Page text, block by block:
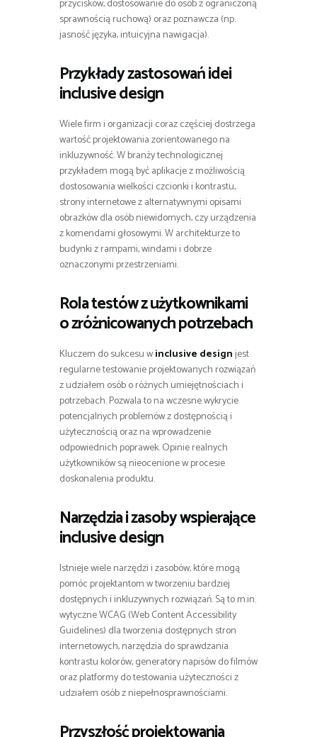
przycisków, dostosowanie do osób z ograniczoną
sprawnością ruchową) oraz poznawcza (np.
jasność języka, intuicyjna nawigacja).
Przykłady zastosowań idei
inclusive design
Wiele firm i organizacji coraz częściej dostrzega
wartość projektowania zorientowanego na
inkluzywność. W branży technologicznej
przykładem mogą być aplikacje z możliwością
dostosowania wielkości czcionki i kontrastu,
strony internetowe z alternatywnymi opisami
obrazków dla osób niewidomych, czy urządzenia
z komendami głosowymi. W architekturze to
budynki z rampami, windami i dobrze
oznaczonymi przestrzeniami.
Rola testów z użytkownikami
o zróżnicowanych potrzebach
Kluczem do sukcesu winclusive designjest
regularne testowanie projektowanych rozwiązań
z udziałem osób o różnych umiejętnościach i
potrzebach. Pozwala to na wczesne wykrycie
potencjalnych problemów z dostępnością i
użytecznością oraz na wprowadzenie
odpowiednich poprawek. Opinie realnych
użytkowników są nieocenione w procesie
doskonalenia produktu.
Narzędzia i zasoby wspierające
inclusive design
Istnieje wiele narzędzi i zasobów, które mogą
pomóc projektantom w tworzeniu bardziej
dostępnych i inkluzywnych rozwiązań. Są to m.in.
wytyczne WCAG (Web Content Accessibility
Guidelines) dla tworzenia dostępnych stron
internetowych, narzędzia do sprawdzania
kontrastu kolorów, generatory napisów do filmów
oraz platformy do testowania użyteczności z
udziałem osób z niepełnosprawnościami.